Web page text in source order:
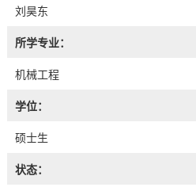
刘昊东
所学专业：
机械工程
学位：
硕士生
状态：